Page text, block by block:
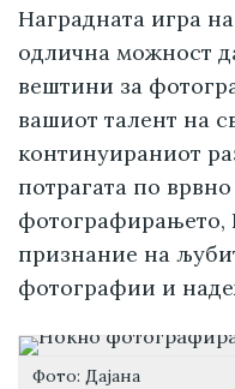
Наградната игра
одлична можност
вештини за
вашиот талент на
континуираниот
потрагата по
фотографирањето,
признание на
фотографии и
Фото: Дајана